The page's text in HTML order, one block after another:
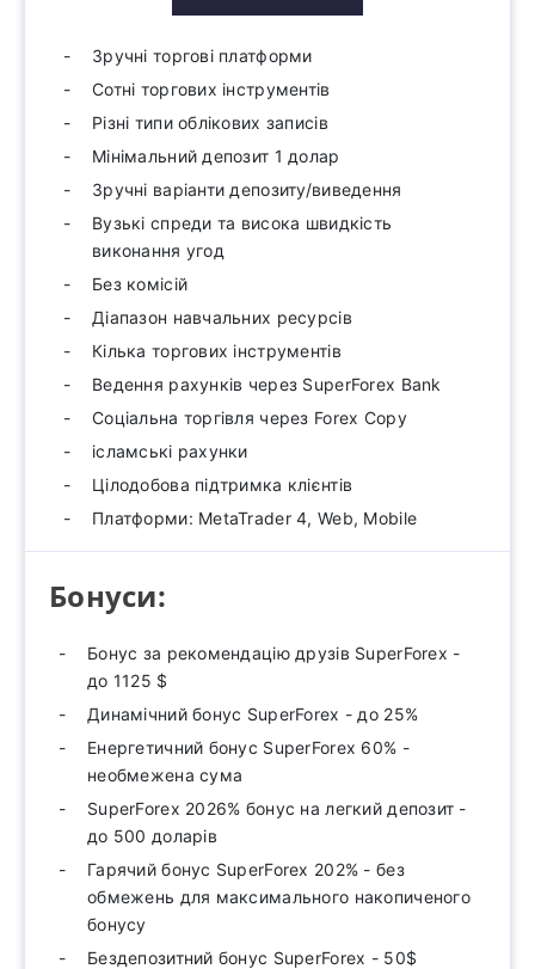
Зручні торгові платформи
Сотні торгових інструментів
Різні типи облікових записів
Мінімальний депозит 1 долар
Зручні варіанти депозиту/виведення
Вузькі спреди та висока швидкість
виконання угод
Без комісій
Діапазон навчальних ресурсів
Кілька торгових інструментів
Ведення рахунків через SuperForex Bank
Соціальна торгівля через Forex Copy
ісламські рахунки
Цілодобова підтримка клієнтів
Платформи: MetaTrader 4, Web, Mobile
Бонуси:
Бонус за рекомендацію друзів SuperForex -
до 1125 $
Динамічний бонус SuperForex - до 25%
Енергетичний бонус SuperForex 60% -
необмежена сума
SuperForex 2026% бонус на легкий депозит -
до 500 доларів
Гарячий бонус SuperForex 202% - без
обмежень для максимального накопиченого
бонусу
Бездепозитний бонус SuperForex - 50$